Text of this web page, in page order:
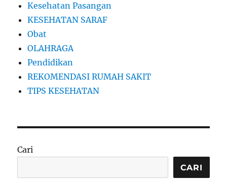
Kesehatan Pasangan
KESEHATAN SARAF
Obat
OLAHRAGA
Pendidikan
REKOMENDASI RUMAH SAKIT
TIPS KESEHATAN
Cari
CARI